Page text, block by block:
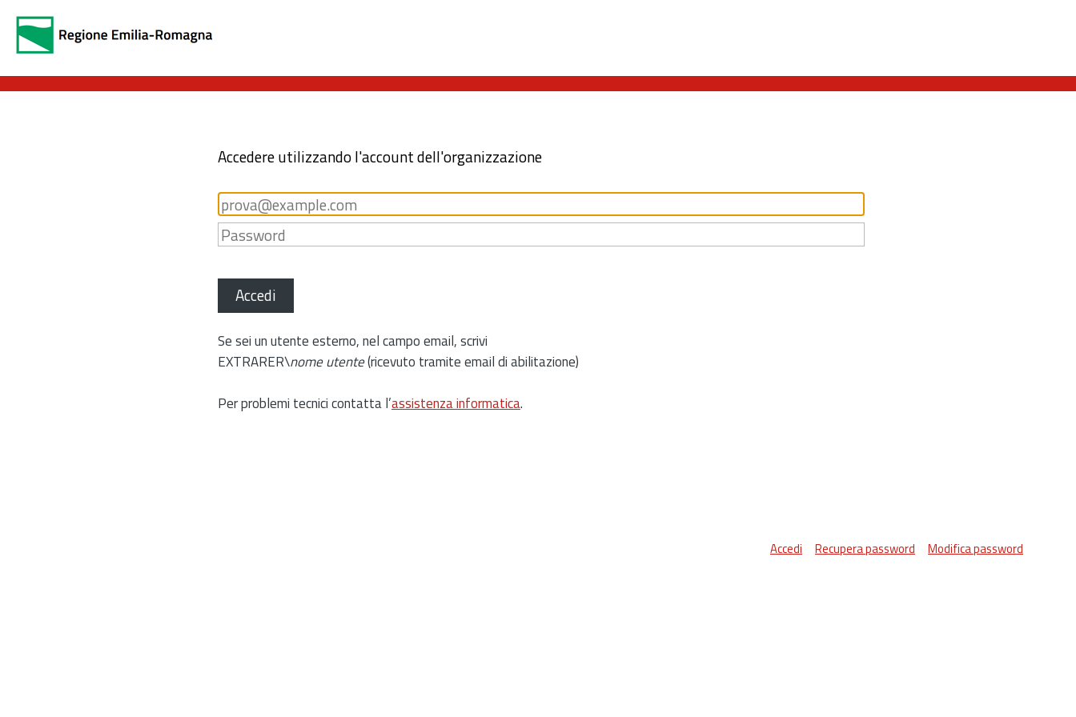
Accedere utilizzando l'account dell'organizzazione
Accedi
Se sei un utente esterno, nel campo email, scrivi
EXTRARER\nome utente(ricevuto tramite email di abilitazione)
Per problemi tecnici contatta l’assistenza informatica.
Accedi Recupera password Modifica password